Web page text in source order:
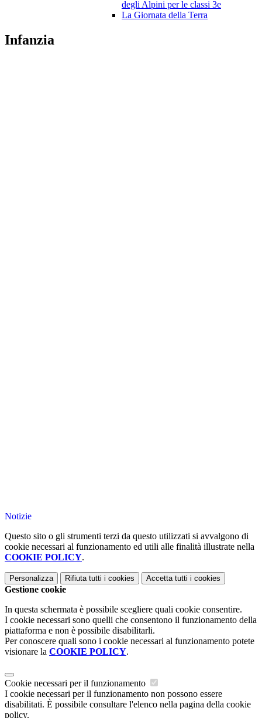
degli Alpini per le classi 3e
La Giornata della Terra
Infanzia
Notizie
Questo sito o gli strumenti terzi da questo utilizzati si avvalgono di
cookie necessari al funzionamento ed utili alle finalità illustrate nella
COOKIE POLICY.
Personalizza Rifiuta tutti i cookies Accetta tutti i cookies
Gestione cookie
In questa schermata è possibile scegliere quali cookie consentire.
I cookie necessari sono quelli che consentono il funzionamento della
piattaforma e non è possibile disabilitarli.
Per conoscere quali sono i cookie necessari al funzionamento potete
visionare la COOKIE POLICY.
Cookie necessari per il funzionamento
I cookie necessari per il funzionamento non possono essere
disabilitati. È possibile consultare l'elenco nella pagina della cookie
policy.